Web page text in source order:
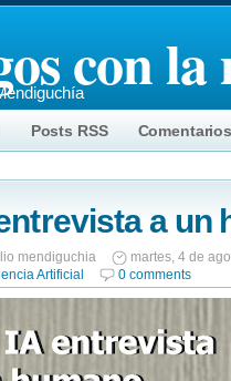
con
Posts RSS
a un
mendiguchia martes, 4 de
Artificial 0 comments